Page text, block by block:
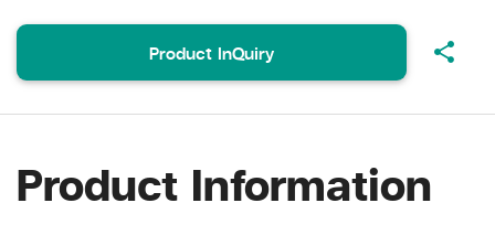
Product InQuiry share
Product Information